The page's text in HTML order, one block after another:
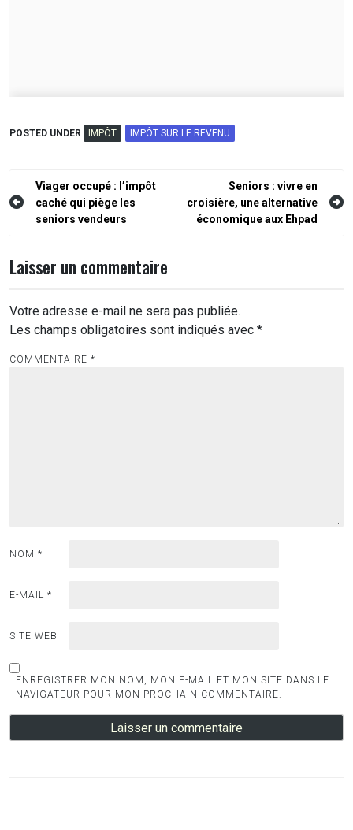
POSTED UNDER IMPÔT IMPÔT SUR LE REVENU
Navigation
de
Viager occupé : l’impôt
caché qui piège les
seniors vendeurs
Seniors : vivre en
croisière, une alternative
économique aux Ehpad
Laisser un commentaire
Votre adresse e-mail ne sera pas publiée.
Les champs obligatoires sont indiqués avec *
COMMENTAIRE *
NOM *
E-MAIL *
SITE WEB
ENREGISTRER MON NOM, MON E-MAIL ET MON SITE DANS LE
NAVIGATEUR POUR MON PROCHAIN COMMENTAIRE.